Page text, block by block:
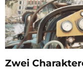
Zwei